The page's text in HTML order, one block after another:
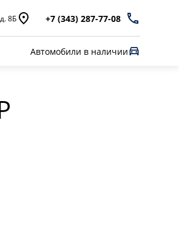
8Б +7 (343) 287-77-08
Автомобили в наличии